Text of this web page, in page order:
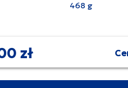
468 g
zł